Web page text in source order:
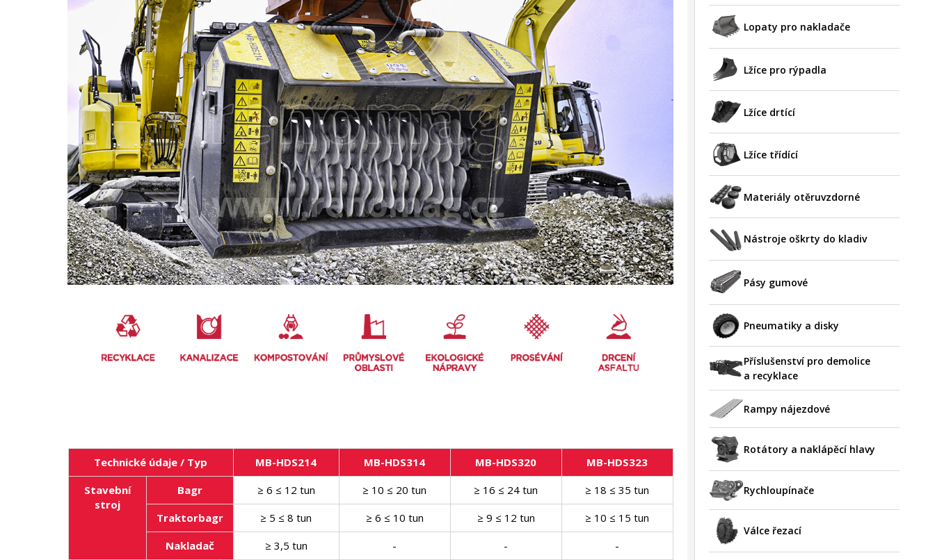
Technické údaje / Typ MB-HDS214 MB-HDS314 MB-HDS320
MB-HDS323
Stavební
stroj
Bagr ≥ 6 ≤ 12 tun ≥ 10 ≤ 20 tun ≥ 16 ≤ 24 tun
≥ 18 ≤ 35 tun
Traktorbagr
≥ 5 ≤ 8 tun ≥ 6 ≤ 10 tun ≥ 9 ≤ 12 tun
≥ 10 ≤ 15 tun
Nakladač
≥ 3,5 tun - -
-
Lopaty pro nakladače
Lžíce pro rýpadla
Lžíce drtící
Lžíce třídící
Materiály otěruvzdorné
Nástroje oškrty do kladiv
Pásy gumové
Pneumatiky a disky
Příslušenství pro demolice
a recyklace
Rampy nájezdové
Rotátory a naklápěcí hlavy
Rychloupínače
Válce řezací